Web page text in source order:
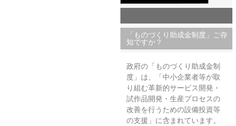
「ものづくり助成金制度」ご存
知ですか？
政府の「ものづくり助成金制
度」は、「中小企業者等が取
り組む革新的サービス開発・
試作品開発・生産プロセスの
改善を行うための設備投資等
の支援 」に含まれています。